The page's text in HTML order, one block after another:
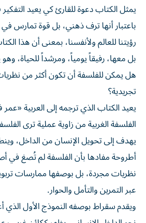
يمثل الكتاب دعوة للقارئ كي يعيد
باعتبار أنها ترف ذهني، بل قوة تمارس
رؤيتنا للعالم ولأنفسنا، بمعنى أن هذا
بل معها، رفيقاً يومياً، ومرشداً للحياة،
هل يمكن للفلسفة أن تكون أكثر من
تجريدية؟
يعيد الكتاب الذي ترجمه إلى العربية «عمر
الفلسفة الغربية من زاوية عملية ترى
يهدف إلى تحويل الإنسان من الداخل،
أطروحة مفادها بأن الفلسفة لم تُصغ في
نظريات مجردة، بل بوصفها ممارسات
عبر التمرين والتأمل والحوار.
ويقدم سقراط بوصفه النموذج الأول الذي